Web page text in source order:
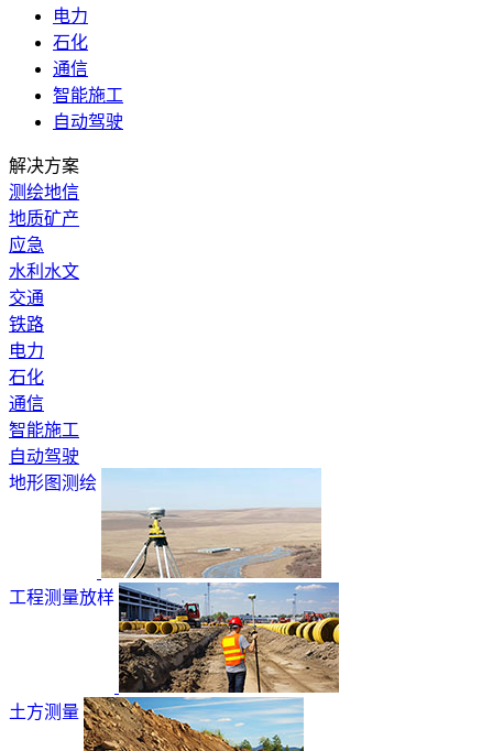
电力
石化
通信
智能施工
自动驾驶
解决方案
测绘地信
地质矿产
应急
水利水文
交通
铁路
电力
石化
通信
智能施工
自动驾驶
地形图测绘
工程测量放样
土方测量